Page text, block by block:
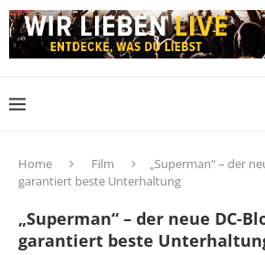
Home Film
„Superman“ – der
garantiert beste Unterhaltung
„Superman“ – der neue DC-
garantiert beste